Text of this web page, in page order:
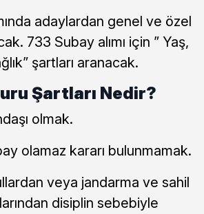
adaylardan genel ve özel
733 Subay alımı için ” Yaş,
şartları aranacak.
Şartları Nedir?
olmak.
olamaz kararı bulunmamak.
veya jandarma ve sahil
disiplin sebebiyle